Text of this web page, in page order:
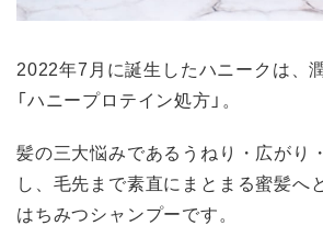
2022年7月に誕生したハニークは、
「ハニープロテイン処方」。
髪の三大悩みであるうねり・広がり
し、毛先まで素直にまとまる蜜髪へ
はちみつシャンプーです。